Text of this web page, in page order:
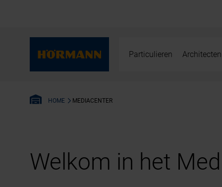
Particulieren Architecten
HOME MEDIACENTER
Welkom in het